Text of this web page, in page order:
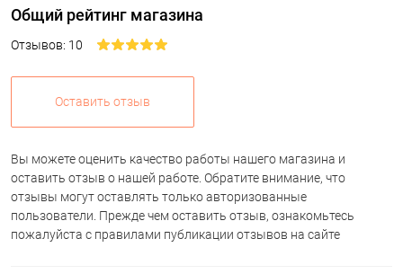
Общий рейтинг магазина
Отзывов: 10
Оставить отзыв
Вы можете оценить качество работы нашего магазина и
оставить отзыв о нашей работе. Обратите внимание, что
отзывы могут оставлять только авторизованные
пользователи. Прежде чем оставить отзыв, ознакомьтесь
пожалуйста с правилами публикации отзывов на сайте